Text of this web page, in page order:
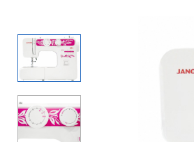
вишивальні машини
плоскошовні машини
В'язальні машини